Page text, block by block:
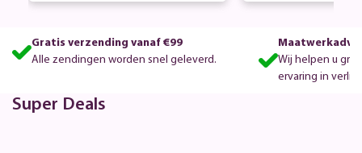
Gratis verzending vanaf €99
Alle zendingen worden snel geleverd.
Wij helpen u
ervaring in
Super Deals